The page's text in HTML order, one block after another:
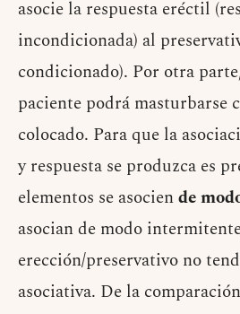
asocie la respuesta eréctil
incondicionada) al
condicionado). Por otra
paciente podrá masturbarse
colocado. Para que la
y respuesta se produzca es
elementos se asociende
asocian de modo
erección/preservativo no
asociativa. De la